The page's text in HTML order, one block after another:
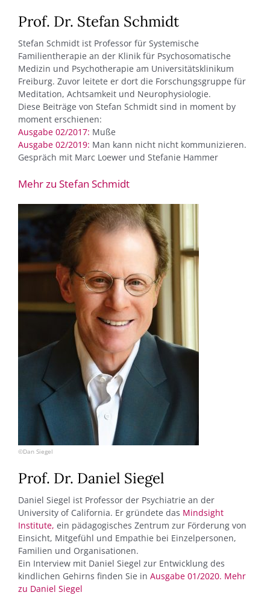
Prof. Dr. Stefan Schmidt
Stefan Schmidt ist Professor für Systemische
Familientherapie an der Klinik für Psychosomatische
Medizin und Psychotherapie am Universitätsklinikum
Freiburg. Zuvor leitete er dort die Forschungsgruppe für
Meditation, Achtsamkeit und Neurophysiologie.
Diese Beiträge von Stefan Schmidt sind in moment by
moment erschienen:
Ausgabe 02/2017: Muße
Ausgabe 02/2019: Man kann nicht nicht kommunizieren.
Gespräch mit Marc Loewer und Stefanie Hammer
Mehr zu Stefan Schmidt
©Dan Siegel
Prof. Dr. Daniel Siegel
Daniel Siegel ist Professor der Psychiatrie an der
University of California. Er gründete das Mindsight
Institute, ein pädagogisches Zentrum zur Förderung von
Einsicht, Mitgefühl und Empathie bei Einzelpersonen,
Familien und Organisationen.
Ein Interview mit Daniel Siegel zur Entwicklung des
kindlichen Gehirns finden Sie in Ausgabe 01/2020. Mehr
zu Daniel Siegel